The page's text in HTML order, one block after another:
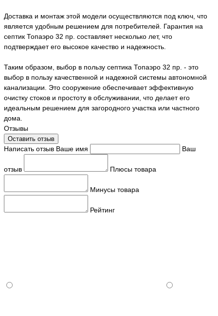
Доставка и монтаж этой модели осуществляются под ключ, что
является удобным решением для потребителей. Гарантия на
септик Топаэро 32 пр. составляет несколько лет, что
подтверждает его высокое качество и надежность.
Таким образом, выбор в пользу септика Топаэро 32 пр. - это
выбор в пользу качественной и надежной системы автономной
канализации. Это сооружение обеспечивает эффективную
очистку стоков и простоту в обслуживании, что делает его
идеальным решением для загородного участка или частного
дома.
Отзывы
Оставить отзыв
Написать отзыв Ваше имя Ваш
отзыв Плюсы товара
Минусы товара
Рейтинг